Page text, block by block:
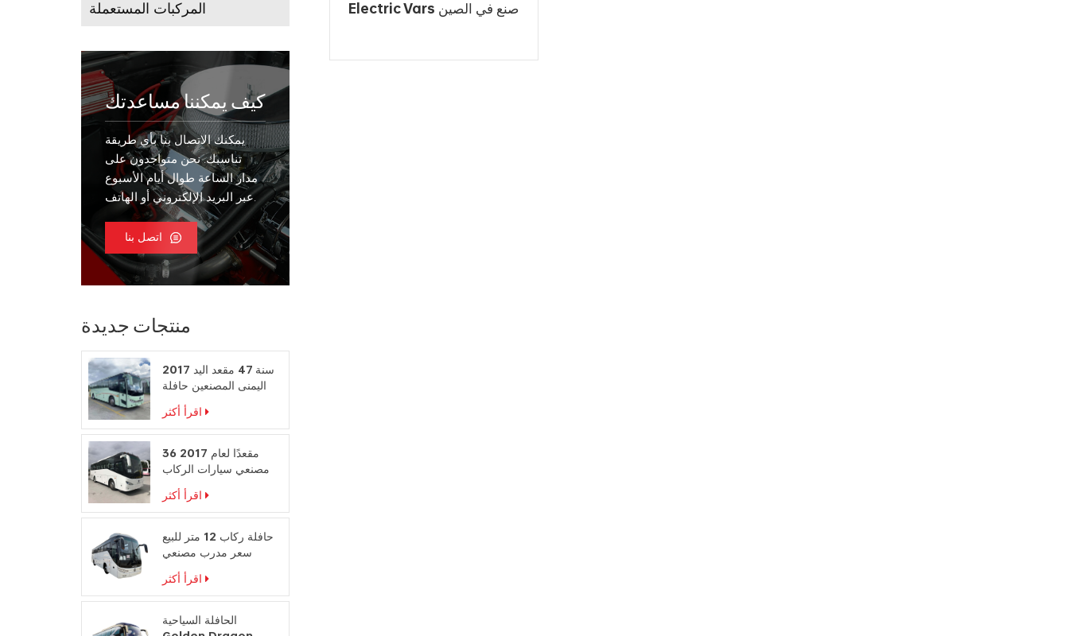
المركبات المستعملة
كيف يمكننا مساعدتك
يمكنك الاتصال بنا بأي طريقة
تناسبك. نحن متواجدون على
مدار الساعة طوال أيام الأسبوع
عبر البريد الإلكتروني أو الهاتف.
اتصل بنا
منتجات جديدة
2017 سنة 47 مقعد اليد
اليمنى المصنعين حافلة
محرك الديزل
اقرأ أكثر
36 مقعدًا لعام 2017
مصنعي سيارات الركاب
على المقود الأيمن
اقرأ أكثر
حافلة ركاب 12 متر للبيع
سعر مدرب مصنعي
حافلات السفر
اقرأ أكثر
الحافلة السياحية
Electric Vars صنع في الصين